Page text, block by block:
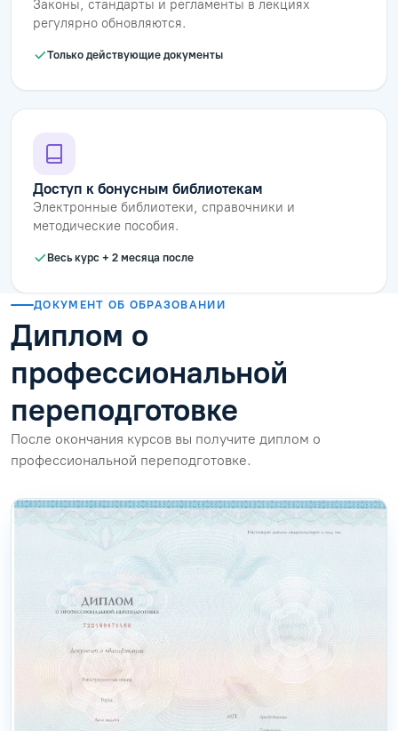
Законы, стандарты и регламенты в лекциях
регулярно обновляются.
Только действующие документы
Доступ к бонусным библиотекам
Электронные библиотеки, справочники и
методические пособия.
Весь курс + 2 месяца после
ДОКУМЕНТ ОБ ОБРАЗОВАНИИ
Диплом о
профессиональной
переподготовке
После окончания курсов вы получите диплом о
профессиональной переподготовке.